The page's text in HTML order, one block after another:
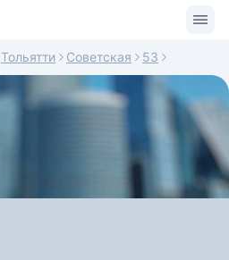
Тольятти Советская 53